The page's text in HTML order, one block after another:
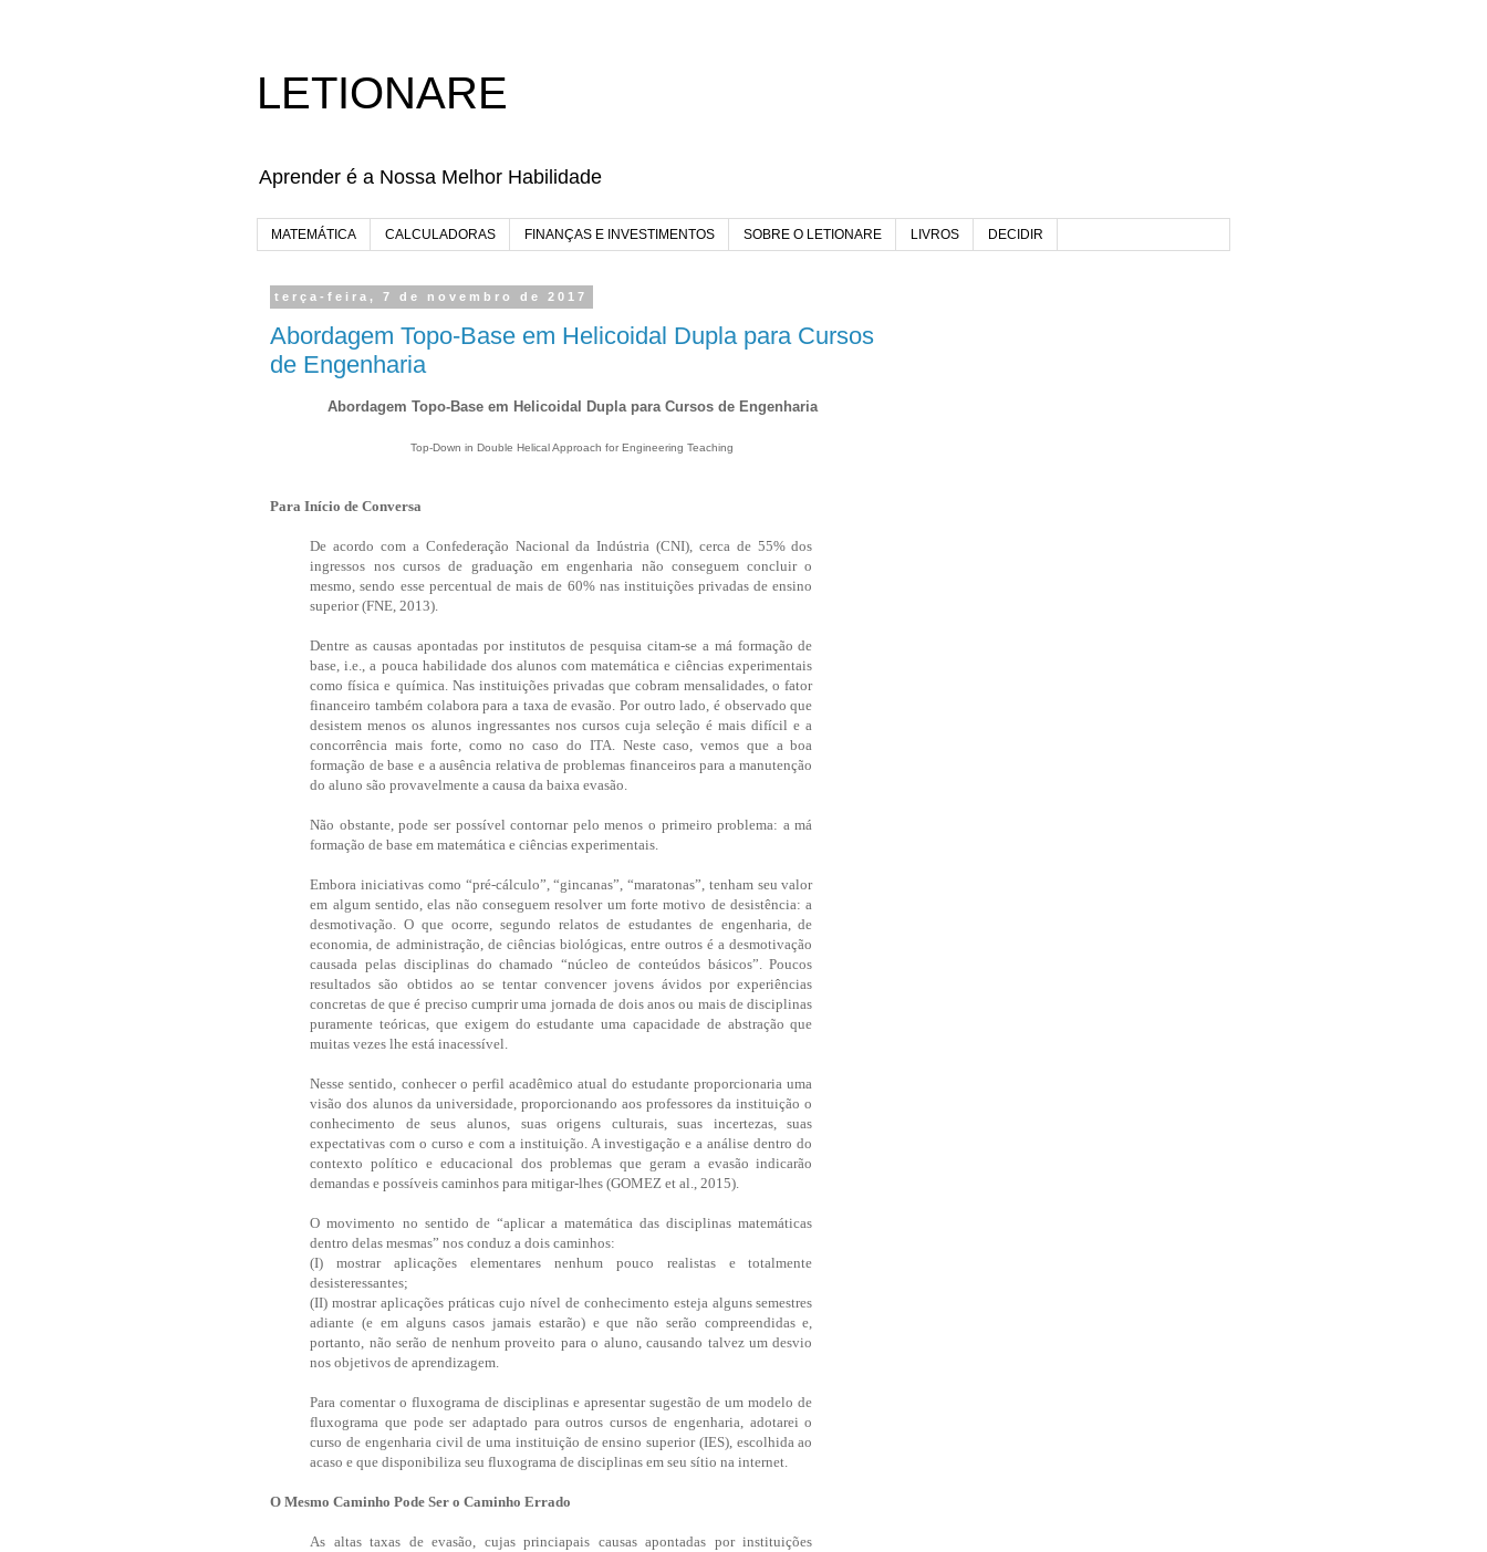
LETIONARE
Aprender é a Nossa Melhor Habilidade
MATEMÁTICA CALCULADORAS FINANÇAS E INVESTIMENTOS SOBRE O LETIONARE LIVROS DECIDIR
terça-feira, 7 de novembro de 2017
Abordagem Topo-Base em Helicoidal Dupla para Cursos
de Engenharia
Abordagem Topo-Base em Helicoidal Dupla para Cursos de Engenharia
Top-Down in Double Helical Approach for Engineering Teaching
Para Início de Conversa
De acordo com a Confederação Nacional da Indústria (CNI), cerca de 55% dos
ingressos nos cursos de graduação em engenharia não conseguem concluir o
mesmo, sendo esse percentual de mais de 60% nas instituições privadas de ensino
superior (FNE, 2013).
Dentre as causas apontadas por institutos de pesquisa citam-se a má formação de
base, i.e., a pouca habilidade dos alunos com matemática e ciências experimentais
como física e química. Nas instituições privadas que cobram mensalidades, o fator
financeiro também colabora para a taxa de evasão. Por outro lado, é observado que
desistemmenos os alunos ingressantes nos cursos cuja seleção é mais difícil e a
concorrência mais forte, como no caso do ITA. Neste caso, vemos que a boa
formação de base e a ausência relativa de problemas financeiros para a manutenção
do aluno são provavelmente a causa da baixa evasão.
Não obstante, pode ser possível contornar pelo menos o primeiro problema: a má
formação de base em matemática e ciências experimentais.
Embora iniciativas como “pré-cálculo”, “gincanas”, “maratonas”, tenham seu valor
em algum sentido, elas não conseguem resolver um forte motivo de desistência: a
desmotivação. O que ocorre, segundo relatos de estudantes de engenharia, de
economia, de administração, de ciências biológicas, entre outros é a desmotivação
causada pelas disciplinas do chamado “núcleo de conteúdos básicos”. Poucos
resultados são obtidos ao se tentar convencer jovens ávidos por experiências
concretas de que é preciso cumprir uma jornada de dois anos ou mais de disciplinas
puramente teóricas, que exigem do estudante uma capacidade de abstração que
muitas vezes lhe está inacessível.
Nesse sentido, conhecer o perfil acadêmico atual do estudante proporcionaria uma
visão dos alunos da universidade, proporcionando aos professores da instituição o
conhecimento de seus alunos, suas origens culturais, suas incertezas, suas
expectativas com o curso e com a instituição. A investigação e a análise dentro do
contexto político e educacional dos problemas que geram a evasão indicarão
demandas e possíveis caminhos para mitigar-lhes (GOMEZ et al., 2015).
O movimento no sentido de “aplicar a matemática das disciplinas matemáticas
dentro delas mesmas” nos conduz a dois caminhos:
(I) mostrar aplicações elementares nenhum pouco realistas e totalmente
desisteressantes;
(II) mostrar aplicações práticas cujo nível de conhecimento esteja alguns semestres
adiante (e em alguns casos jamais estarão) e que não serão compreendidas e,
portanto, não serão de nenhum proveito para o aluno, causando talvez um desvio
nos objetivos de aprendizagem.
Para comentar o fluxograma de disciplinas e apresentar sugestão de um modelo de
fluxograma que pode ser adaptado para outros cursos de engenharia, adotarei o
curso de engenharia civil de uma instituição de ensino superior (IES), escolhida ao
acaso e que disponibiliza seu fluxograma de disciplinas em seu sítio na internet.
O Mesmo Caminho Pode Ser o Caminho Errado
As altas taxas de evasão, cujas princiapais causas apontadas por instituições